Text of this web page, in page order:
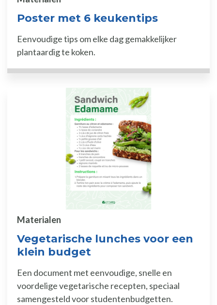
Poster met 6 keukentips
Eenvoudige tips om elke dag gemakkelijker
plantaardig te koken.
Vegetarische lunches voor een
klein budget
Materialen
Een document met eenvoudige, snelle en
voordelige vegetarische recepten, speciaal
samengesteld voor studentenbudgetten.